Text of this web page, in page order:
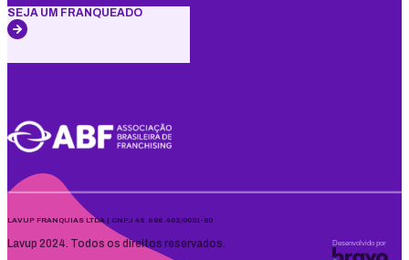
SEJA UM FRANQUEADO
LAVUP FRANQUIAS LTDA | CNPJ 49.686.402/0001-80
Lavup 2024. Todos os direitos reservados. Desenvolvido por